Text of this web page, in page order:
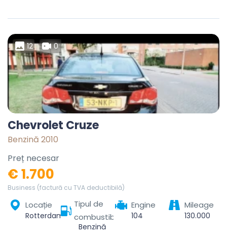
12 0
Chevrolet Cruze
Benzină 2010
Preț necesar
€ 1.700
Business (factură cu TVA deductibilă)
Locație
Rotterdam, Zuid-Holland, Nederland
Tipul de
combustibil
Benzină
Engine
104
Mileage
130.000